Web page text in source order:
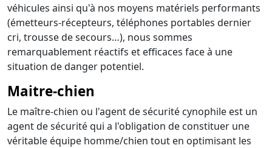
véhicules ainsi qu'à nos moyens matériels performants
(émetteurs-récepteurs, téléphones portables dernier
cri, trousse de secours…), nous sommes
remarquablement réactifs et efficaces face à une
situation de danger potentiel.
Maitre-chien
Le maître-chien ou l'agent de sécurité cynophile est un
agent de sécurité qui a l'obligation de constituer une
véritable équipe homme/chien tout en optimisant les